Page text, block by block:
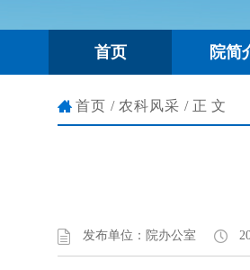
首页 院简
首页 / 农科风采 /正文
发布单位：院办公室